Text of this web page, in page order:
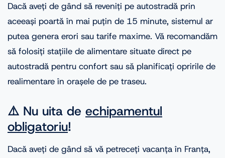
Dacă aveți de gând să reveniți pe autostradă prin
aceeași poartă în mai puțin de 15 minute, sistemul ar
putea genera erori sau tarife maxime. Vă recomandăm
să folosiți stațiile de alimentare situate direct pe
autostradă pentru confort sau să planificați opririle de
realimentare în orașele de pe traseu.
⚠️ Nu uita de echipamentul
obligatoriu!
Dacă aveți de gând să vă petreceți vacanța în Franța,